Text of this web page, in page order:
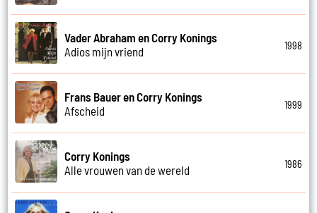
Vader Abraham en Corry Konings
Adios mijn vriend
1998
Frans Bauer en Corry Konings
Afscheid
1999
Corry Konings
Alle vrouwen van de wereld
1986